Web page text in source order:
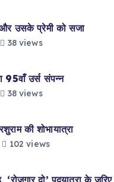
उसके प्रेमी को सजा
38 views
उर्स संपन्न
38 views
की शोभायात्रा
102 views
दो’ पदयात्रा के जरिए